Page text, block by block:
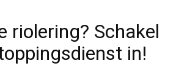
riolering? Schakel
in!